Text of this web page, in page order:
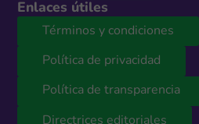
Enlaces útiles
Términos y condiciones
Política de privacidad
Política de transparencia
Directrices editoriales